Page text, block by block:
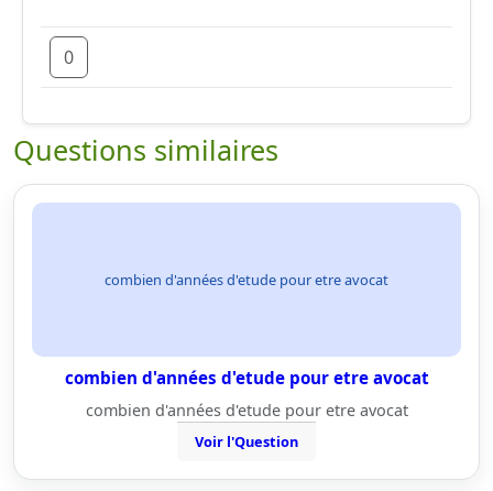
0
Questions similaires
combien d'années d'etude pour etre avocat
combien d'années d'etude pour etre avocat
combien d'années d'etude pour etre avocat
Voir l'Question